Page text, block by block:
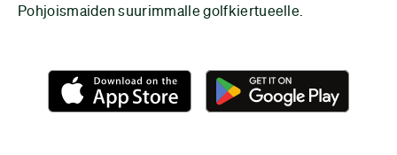
Pohjoismaiden suurimmalle golfkiertueelle.